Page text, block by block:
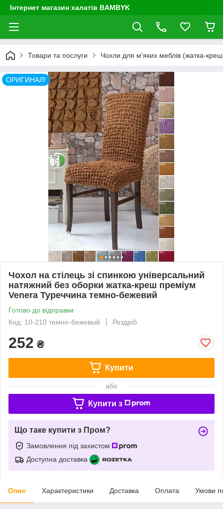
Інтернет магазин халатів BAMBYK
Товари та послуги Чохли для м'яких меблів (жатка-
ОРИГИНАЛ!
Чохол на стілець зі спинкою універсальний
натяжний без оборки жатка-креш преміум
Venera Туреччина темно-бежевий
Готово до відправки
Код: 10-210 темно-бежевый
Роздріб
252 ₴
Купити
або
Купити з
Що таке купити з Пром?
Замовлення під захистом
Доступна доставка
Опис Характеристики Доставка Оплата Умови